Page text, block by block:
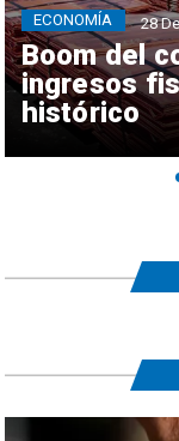
Boom del
ingresos
histórico
ECONOMÍA 28